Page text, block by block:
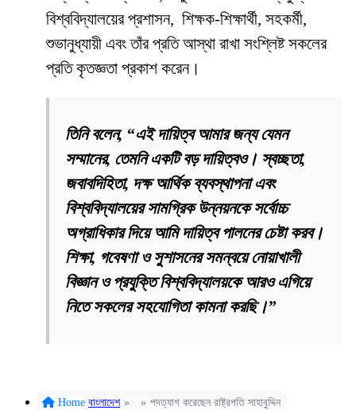
বিশ্ববিদ্যালয়ের প্রশাসন, শিক্ষক-শিক্ষার্থী, সহকর্মী,
শুভানুধ্যায়ী এবং তাঁর প্রতি আস্থা রাখা সংশ্লিষ্ট সকলের
প্রতি কৃতজ্ঞতা প্রকাশ করেন।
তিনি বলেন, “এই দায়িত্ব আমার জন্য যেমন
সম্মানের, তেমনি একটি বড় দায়িত্বও। স্বচ্ছতা,
জবাবদিহিতা, দক্ষ আর্থিক ব্যবস্থাপনা এবং
বিশ্ববিদ্যালয়ের সামগ্রিক উন্নয়নকে সর্বোচ্চ
অগ্রাধিকার দিয়ে আমি দায়িত্ব পালনের চেষ্টা করব।
শিক্ষা, গবেষণা ও সুশাসনের সমন্বয়ে নোয়াখালী
বিজ্ঞান ও প্রযুক্তি বিশ্ববিদ্যালয়কে আরও এগিয়ে
নিতে সকলের সহযোগিতা কামনা করছি।”
Home বাংলাদেশ » » পদত্যাগ করেছেন রাষ্ট্রপতি সাহাবুদ্দিন